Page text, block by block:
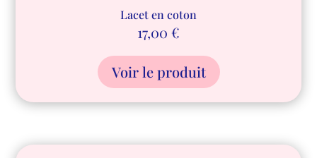
Lacet en coton
17,00 €
Voir le produit